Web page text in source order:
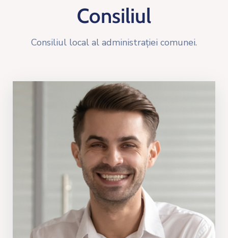
Consiliul
Consiliul local al administrației comunei.